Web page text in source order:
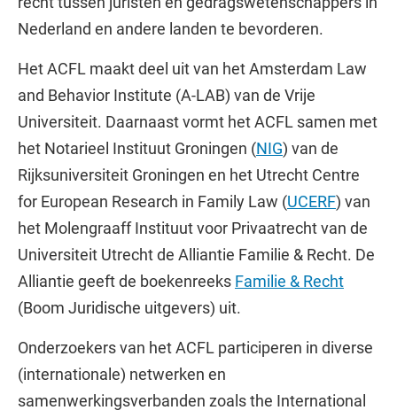
Nederland en andere landen te bevorderen.
Het ACFL maakt deel uit van het Amsterdam Law
and Behavior Institute (A-LAB) van de Vrije
Universiteit. Daarnaast vormt het ACFL samen met
het Notarieel Instituut Groningen (NIG) van de
Rijksuniversiteit Groningen en het Utrecht Centre
for European Research in Family Law (UCERF) van
het Molengraaff Instituut voor Privaatrecht van de
Universiteit Utrecht de Alliantie Familie & Recht. De
Alliantie geeft de boekenreeks Familie & Recht
(Boom Juridische uitgevers) uit.
Onderzoekers van het ACFL participeren in diverse
(internationale) netwerken en
samenwerkingsverbanden zoals the International